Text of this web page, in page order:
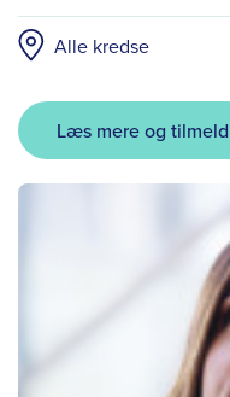
Alle kredse
Læs mere og tilmeld